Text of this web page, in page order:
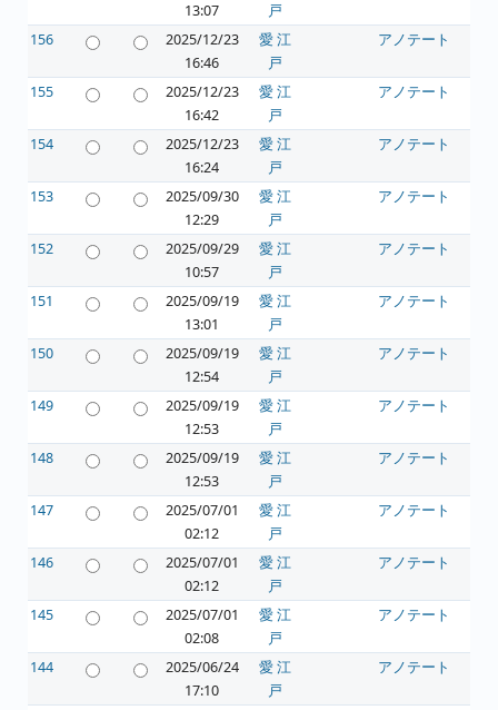
13:07
戸
156
2025/12/23
16:46
愛 江
戸
アノテート
155
2025/12/23
16:42
愛 江
戸
アノテート
154
2025/12/23
16:24
愛 江
戸
アノテート
153
2025/09/30
12:29
愛 江
戸
アノテート
152
2025/09/29
10:57
愛 江
戸
アノテート
151
2025/09/19
13:01
愛 江
戸
アノテート
150
2025/09/19
12:54
愛 江
戸
アノテート
149
2025/09/19
12:53
愛 江
戸
アノテート
148
2025/09/19
12:53
愛 江
戸
アノテート
147
2025/07/01
02:12
愛 江
戸
アノテート
146
2025/07/01
02:12
愛 江
戸
アノテート
145
2025/07/01
02:08
愛 江
戸
アノテート
144
2025/06/24
17:10
愛 江
戸
アノテート